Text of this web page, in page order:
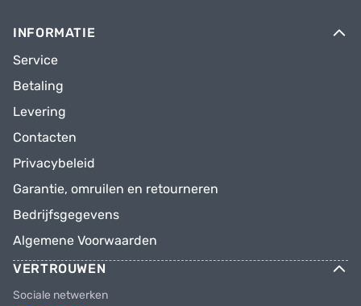
INFORMATIE
Service
Betaling
Levering
Contacten
Privacybeleid
Garantie, omruilen en retourneren
Bedrijfsgegevens
Algemene Voorwaarden
VERTROUWEN
Sociale netwerken